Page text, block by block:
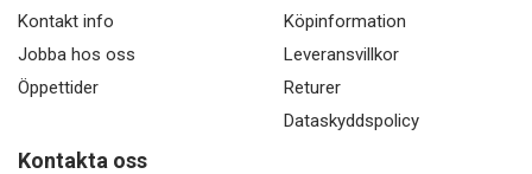
Kontakt info
Jobba hos oss
Öppettider
Köpinformation
Leveransvillkor
Returer
Dataskyddspolicy
Kontakta oss